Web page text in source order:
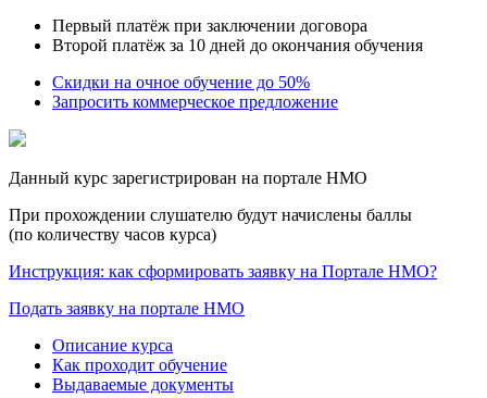
Первый платёж при заключении договора
Второй платёж за 10 дней до окончания обучения
Скидки на очное обучение до 50%
Запросить коммерческое предложение
Данный курс зарегистрирован на портале НМО
При прохождении слушателю будут начислены баллы
(по количеству часов курса)
Инструкция: как сформировать заявку на Портале НМО?
Подать заявку на портале НМО
Описание курса
Как проходит обучение
Выдаваемые документы